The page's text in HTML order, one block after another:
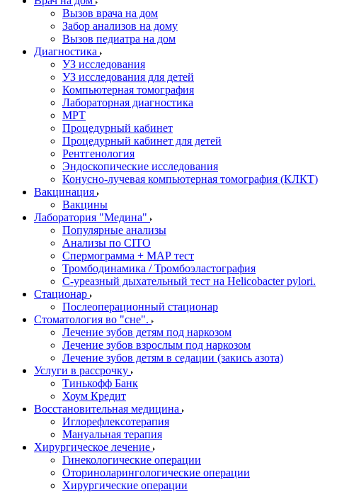
Вызов врача на дом
Забор анализов на дому
Вызов педиатра на дом
Диагностика
УЗ исследования
УЗ исследования для детей
Компьютерная томография
Лабораторная диагностика
МРТ
Процедурный кабинет
Процедурный кабинет для детей
Рентгенология
Эндоскопические исследования
Конусно-лучевая компьютерная томография (КЛКТ)
Вакцинация
Вакцины
Лаборатория "Медина"
Популярные анализы
Анализы по CITO
Спермограмма + МАР тест
Тромбодинамика / Тромбоэластография
С-уреазный дыхательный тест на Helicobacter pylori.
Стационар
Послеоперационный стационар
Стоматология во "сне".
Лечение зубов детям под наркозом
Лечение зубов взрослым под наркозом
Лечение зубов детям в седации (закись азота)
Услуги в рассрочку
Тинькофф Банк
Хоум Кредит
Восстановительная медицина
Иглорефлексотерапия
Мануальная терапия
Хирургическое лечение
Гинекологические операции
Оториноларингологические операции
Хирургические операции